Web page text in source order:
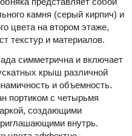
камня (серый кирпич) и
цвета на втором этаже,
текстур и материалов.
симметрична и включает
крыш различной
и объемность.
портиком с четырьмя
создающими
внутрь.